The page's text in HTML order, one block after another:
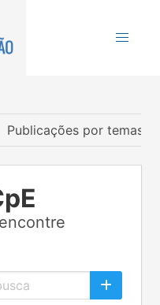
Publicações por temas